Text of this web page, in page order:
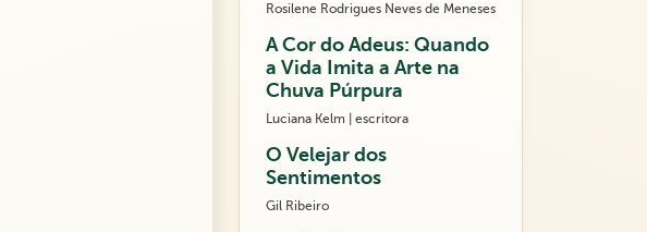
Rosilene Rodrigues Neves de Meneses
A Cor do Adeus: Quando
a Vida Imita a Arte na
Chuva Púrpura
Luciana Kelm | escritora
O Velejar dos
Sentimentos
Gil Ribeiro